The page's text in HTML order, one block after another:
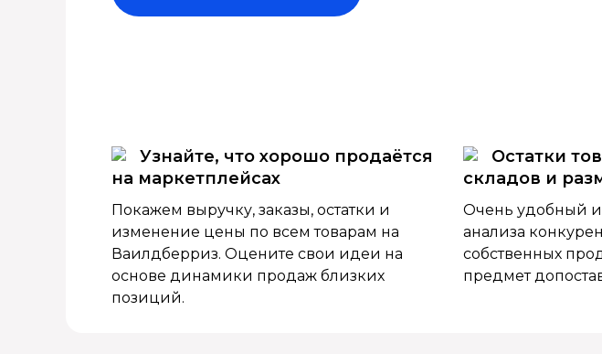
Узнайте, что хорошо продаётся
на маркетплейсах
Покажем выручку, заказы, остатки и
изменение цены по всем товарам на
Ваилдберриз. Оцените свои идеи на
основе динамики продаж близких
позиций.
Остатки
складов и
Очень удобный
анализа
собственных
предмет